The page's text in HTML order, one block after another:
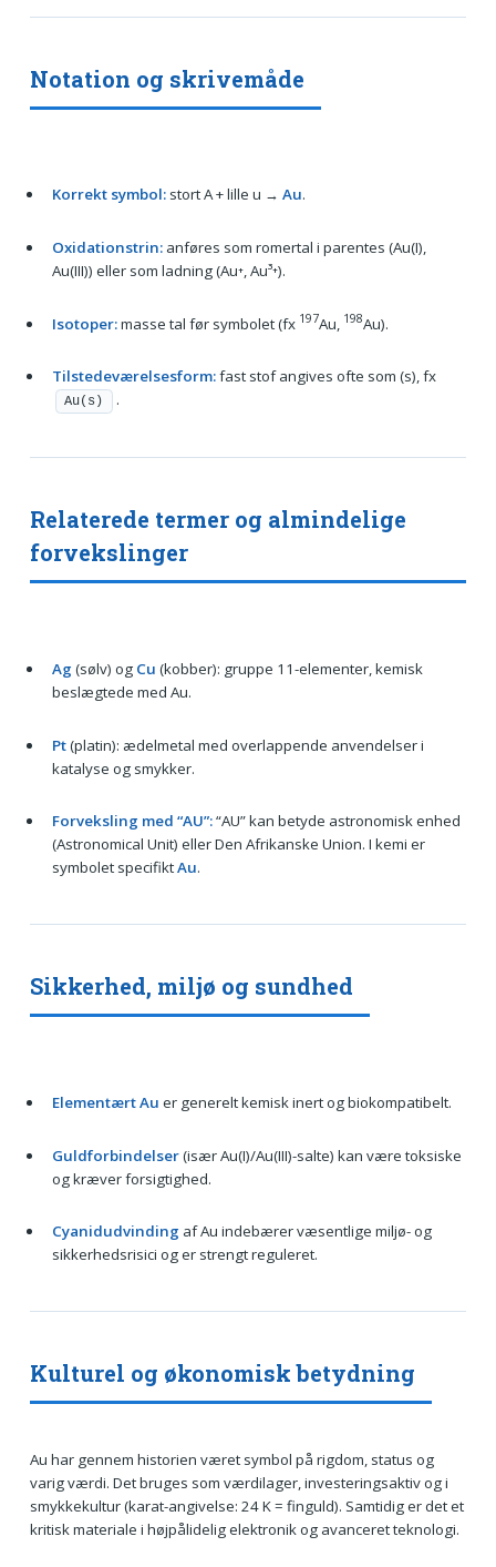
Notation og skrivemåde
Korrekt symbol:stort A + lille u → Au.
Oxidationstrin:anføres som romertal i parentes (Au(I),
Au(III)) eller som ladning (Au⁺, Au³⁺).
Isotoper:masse tal før symbolet (fx 197Au, 198Au).
Tilstedeværelsesform:fast stof angives ofte som (s), fx
Au(s) .
Relaterede termer og almindelige
forvekslinger
Ag (sølv) og Cu (kobber): gruppe 11-elementer, kemisk
beslægtede med Au.
Pt(platin): ædelmetal med overlappende anvendelser i
katalyse og smykker.
Forveksling med “AU”:“AU” kan betyde astronomisk enhed
(Astronomical Unit) eller Den Afrikanske Union. I kemi er
symbolet specifiktAu.
Sikkerhed, miljø og sundhed
Elementært Au er generelt kemisk inert og biokompatibelt.
Guldforbindelser(især Au(I)/Au(III)-salte) kan være toksiske
og kræver forsigtighed.
Cyanidudvinding af Au indebærer væsentlige miljø- og
sikkerhedsrisici og er strengt reguleret.
Kulturel og økonomisk betydning
Au har gennem historien været symbol på rigdom, status og
varig værdi. Det bruges som værdilager, investeringsaktiv og i
smykkekultur (karat-angivelse: 24 K = finguld). Samtidig er det et
kritisk materiale i højpålidelig elektronik og avanceret teknologi.